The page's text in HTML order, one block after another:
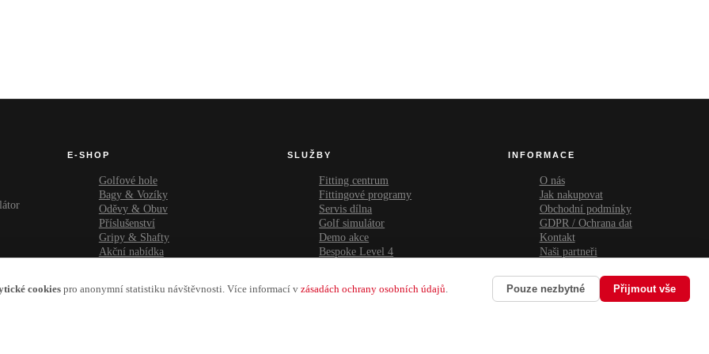
cookiespro anonymní statistiku návštěvnosti. Více informací v zásadách ochrany osobních údajů Pouze nezbytné Přijmout vše
E-SHOP
Golfové hole
Bagy & Vozíky
Oděvy & Obuv
Příslušenství
Gripy & Shafty
Akční nabídka
SLUŽBY
Fitting centrum
Fittingové programy
Servis dílna
Golf simulátor
Demo akce
Bespoke Level 4
INFORMACE
O nás
Jak nakupovat
Obchodní podmínky
GDPR / Ochrana dat
Kontakt
Naši partneři